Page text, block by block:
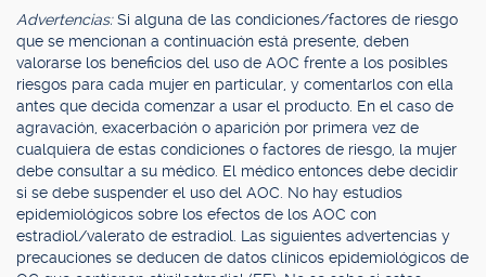
Advertencias:Si alguna de las condiciones/factores de riesgo
que se mencionan a continuación está presente, deben
valorarse los beneficios del uso de AOC frente a los posibles
riesgos para cada mujer en particular, y comentarlos con ella
antes que decida comenzar a usar el producto. En el caso de
agravación, exacerbación o aparición por primera vez de
cualquiera de estas condiciones o factores de riesgo, la mujer
debe consultar a su médico. El médico entonces debe decidir
si se debe suspender el uso del AOC. No hay estudios
epidemiológicos sobre los efectos de los AOC con
estradiol/valerato de estradiol. Las siguientes advertencias y
precauciones se deducen de datos clínicos epidemiológicos de